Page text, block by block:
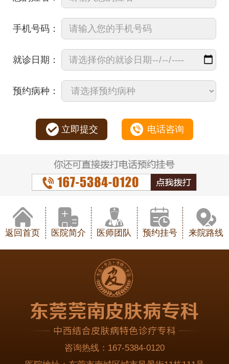
手机号码：
就诊日期：
预约病种：
立即提交 电话咨询
返回首页 医院简介 医师团队 预约挂号 来院路线
咨询热线： 167-5384-0120